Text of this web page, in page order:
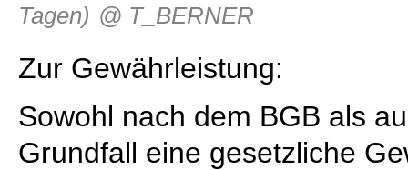
Tagen) @ T_BERNER
Zur Gewährleistung:
Sowohl nach dem BGB als
Grundfall eine gesetzliche